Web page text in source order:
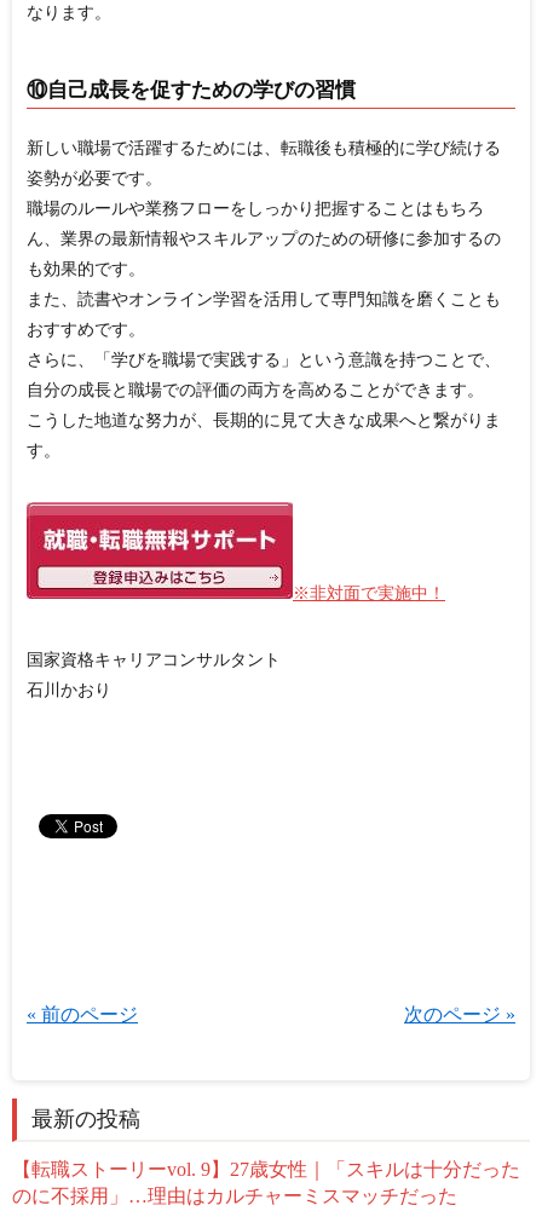
なります。
⑩自己成長を促すための学びの習慣
新しい職場で活躍するためには、転職後も積極的に学び続ける
姿勢が必要です。
職場のルールや業務フローをしっかり把握することはもちろ
ん、業界の最新情報やスキルアップのための研修に参加するの
も効果的です。
また、読書やオンライン学習を活用して専門知識を磨くことも
おすすめです。
さらに、「学びを職場で実践する」という意識を持つことで、
自分の成長と職場での評価の両方を高めることができます。
こうした地道な努力が、長期的に見て大きな成果へと繋がりま
す。
※非対面で実施中！
国家資格キャリアコンサルタント
石川かおり
« 前のページ 次のページ »
最新の投稿
【転職ストーリーvol. 9】27歳女性｜「スキルは十分だった
のに不採用」…理由はカルチャーミスマッチだった